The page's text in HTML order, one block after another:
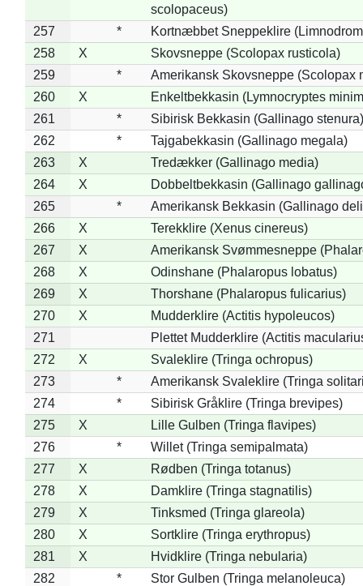
scolopaceus)
257
*
Kortnæbbet Sneppeklire
258
X
Skovsneppe (Scolopax rusticola)
259
*
Amerikansk Skovsneppe (Scolopax
260
X
Enkeltbekkasin (Lymnocryptes
261
*
Sibirisk Bekkasin (Gallinago stenura)
262
*
Tajgabekkasin (Gallinago megala)
263
X
Tredækker (Gallinago media)
264
X
Dobbeltbekkasin (Gallinago
265
*
Amerikansk Bekkasin (Gallinago
266
X
Terekklire (Xenus cinereus)
267
X
Amerikansk Svømmesneppe
268
X
Odinshane (Phalaropus lobatus)
269
X
Thorshane (Phalaropus fulicarius)
270
X
Mudderklire (Actitis hypoleucos)
271
Plettet Mudderklire (Actitis
272
X
Svaleklire (Tringa ochropus)
273
*
Amerikansk Svaleklire (Tringa
274
*
Sibirisk Gråklire (Tringa brevipes)
275
X
Lille Gulben (Tringa flavipes)
276
*
Willet (Tringa semipalmata)
277
X
Rødben (Tringa totanus)
278
X
Damklire (Tringa stagnatilis)
279
X
Tinksmed (Tringa glareola)
280
X
Sortklire (Tringa erythropus)
281
X
Hvidklire (Tringa nebularia)
282
*
Stor Gulben (Tringa melanoleuca)